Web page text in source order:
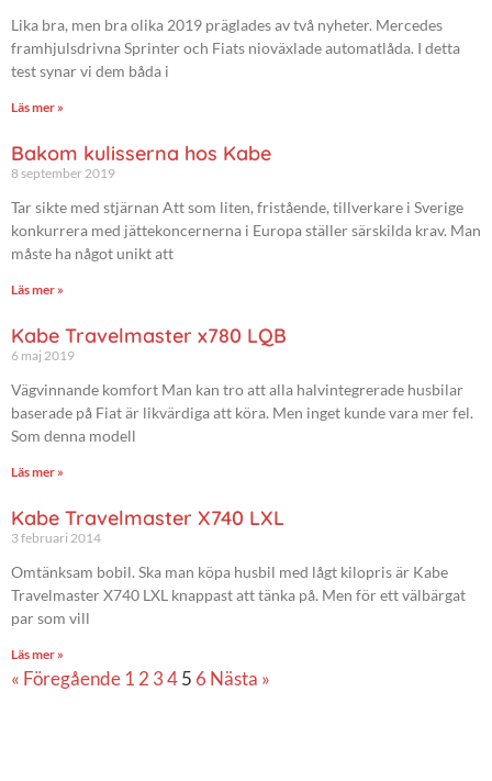
Lika bra, men bra olika 2019 präglades av två nyheter. Mercedes
framhjulsdrivna Sprinter och Fiats nioväxlade automatlåda. I detta
test synar vi dem båda i
Läs mer »
Bakom kulisserna hos Kabe
8 september 2019
Tar sikte med stjärnan Att som liten, fristående, tillverkare i Sverige
konkurrera med jättekoncernerna i Europa ställer särskilda krav. Man
måste ha något unikt att
Läs mer »
Kabe Travelmaster x780 LQB
6 maj 2019
Vägvinnande komfort Man kan tro att alla halvintegrerade husbilar
baserade på Fiat är likvärdiga att köra. Men inget kunde vara mer fel.
Som denna modell
Läs mer »
Kabe Travelmaster X740 LXL
3 februari 2014
Omtänksam bobil. Ska man köpa husbil med lågt kilopris är Kabe
Travelmaster X740 LXL knappast att tänka på. Men för ett välbärgat
par som vill
Läs mer »
« Föregående 1 2 345 6 Nästa »